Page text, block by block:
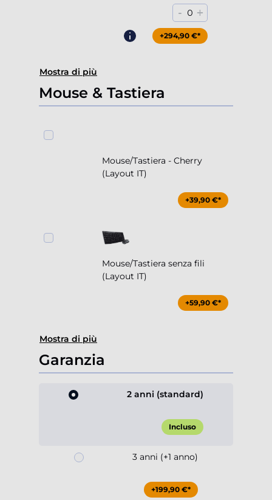
- 0 +
+294,90 €*
Mostra di più
Mouse & Tastiera
Mouse/Tastiera - Cherry
(Layout IT)
+39,90 €*
Mouse/Tastiera senza fili
(Layout IT)
+59,90 €*
Mostra di più
Garanzia
2 anni (standard)
Incluso
3 anni (+1 anno)
+199,90 €*